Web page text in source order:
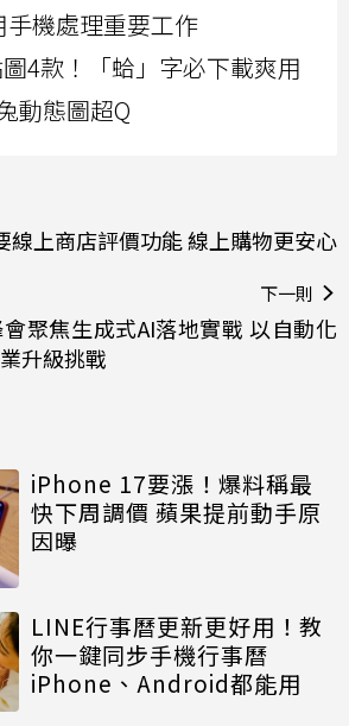
機處理重要工作
4款！「蛤」字必下載爽用
動態圖超Q
線上商店評價功能 線上購物更安心
下一則
聚焦生成式AI落地實戰 以自動化
升級挑戰
iPhone 17要漲！爆料稱最
快下周調價 蘋果提前動手原
因曝
LINE行事曆更新更好用！教
你一鍵同步手機行事曆
iPhone、Android都能用